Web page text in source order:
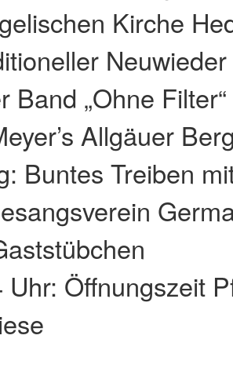
Kirche
Band „Ohne Filter“
Allgäuer
Buntes Treiben
Uhr: Öffnungszeit